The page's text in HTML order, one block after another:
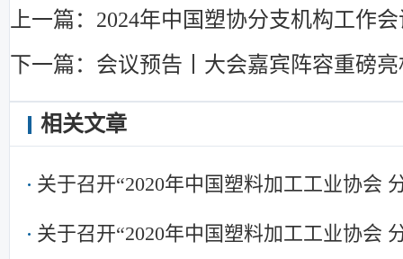
上一篇：2024年中国塑协分支机构工作
下一篇：会议预告丨大会嘉宾阵容重磅
相关文章
关于召开“2020年中国塑料加工工业协会
关于召开“2020年中国塑料加工工业协会